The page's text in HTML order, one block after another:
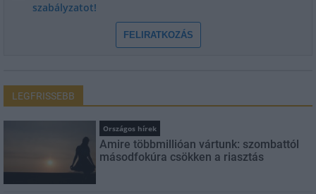
szabályzatot!
FELIRATKOZÁS
LEGFRISSEBB
Országos hírek
Amire többmillióan vártunk: szombattól
másodfokúra csökken a riasztás